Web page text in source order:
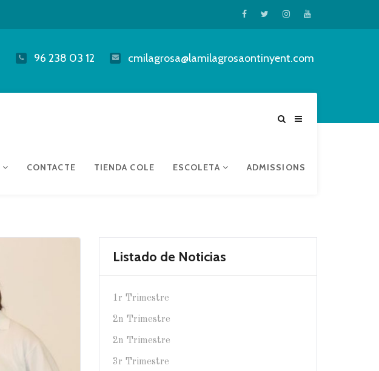
96 238 03 12 cmilagrosa@lamilagrosaontinyent.com
CONTACTE TIENDA COLE ESCOLETA ADMISSIONS
Listado de Noticias
1r Trimestre
2n Trimestre
2n Trimestre
3r Trimestre